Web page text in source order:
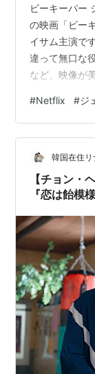
ビーキーパー
の映画「ビー
イサム主演で
違って無口な
など、映像が
う設定もまた
るほど悪役は
たジェイソン
の母はまとも
どいい味出し
っこいい
#Netflix #ジ
韓国在住
【チョン・
『恋は飴模